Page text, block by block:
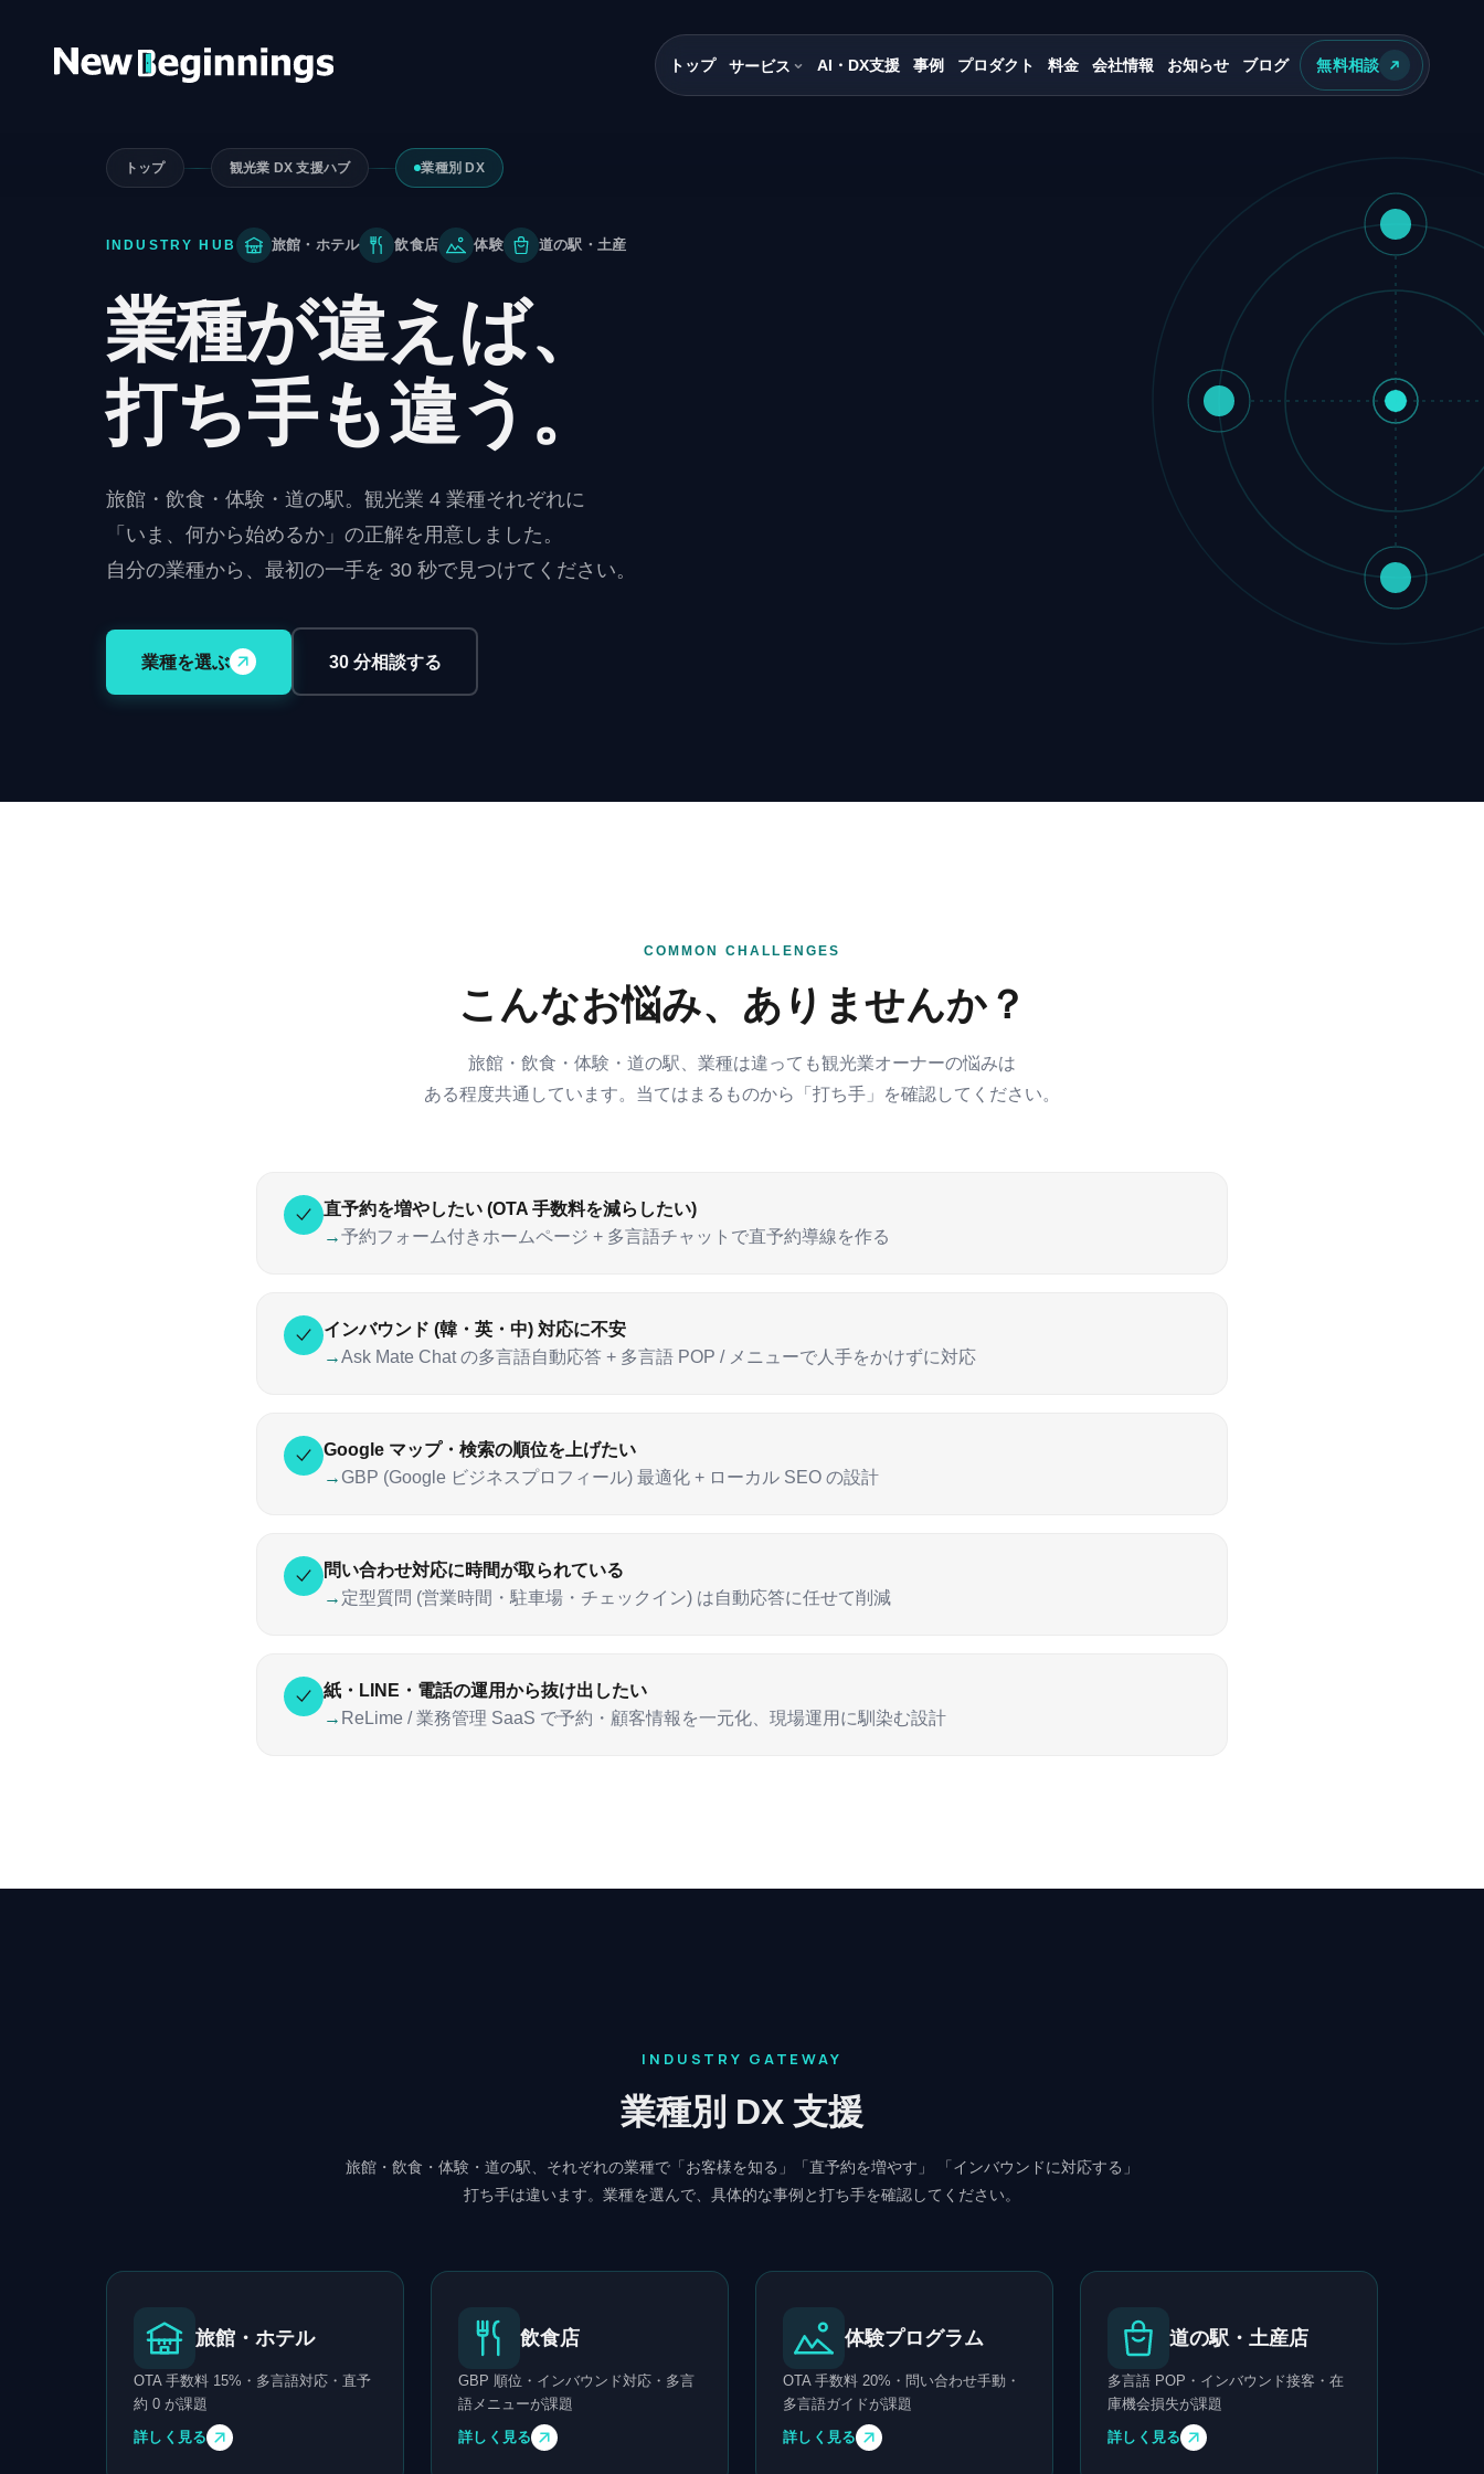
トップ サービス AI・DX支援 事例 プロダクト 料金 会社情報 お知らせ ブログ 無料相談
トップ 観光業 DX 支援ハブ 業種別 DX
INDUSTRY HUB 旅館・ホテル 飲食店 体験 道の駅・土産
業種が違えば、
打ち手も違う。
旅館・飲食・体験・道の駅。観光業 4 業種それぞれに
「いま、何から始めるか」の正解を用意しました。
自分の業種から、最初の一手を 30 秒で見つけてください。
業種を選ぶ 30 分相談する
COMMON CHALLENGES
こんなお悩み、ありませんか？
旅館・飲食・体験・道の駅、業種は違っても観光業オーナーの悩みは
ある程度共通しています。当てはまるものから「打ち手」を確認してください。
直予約を増やしたい (OTA 手数料を減らしたい)
→予約フォーム付きホームページ + 多言語チャットで直予約導線を作る
インバウンド (韓・英・中) 対応に不安
→Ask Mate Chat の多言語自動応答 + 多言語 POP / メニューで人手をかけずに対応
Google マップ・検索の順位を上げたい
→ GBP (Google ビジネスプロフィール) 最適化 + ローカル SEO の設計
問い合わせ対応に時間が取られている
→ 定型質問 (営業時間・駐車場・チェックイン) は自動応答に任せて削減
紙・LINE・電話の運用から抜け出したい
→ ReLime / 業務管理 SaaS で予約・顧客情報を一元化、現場運用に馴染む設計
INDUSTRY GATEWAY
業種別 DX 支援
旅館・飲食・体験・道の駅、それぞれの業種で「お客様を知る」「直予約を増やす」 「インバウンドに対応する」
打ち手は違います。業種を選んで、具体的な事例と打ち手を確認してください。
旅館・ホテル
OTA 手数料 15%・多言語対応・直予
約 0 が課題
詳しく見る
飲食店
GBP 順位・インバウンド対応・多言
語メニューが課題
詳しく見る
体験プログラム
OTA 手数料 20%・問い合わせ手動・
多言語ガイドが課題
詳しく見る
道の駅・土産店
多言語 POP・インバウンド接客・在
庫機会損失が課題
詳しく見る